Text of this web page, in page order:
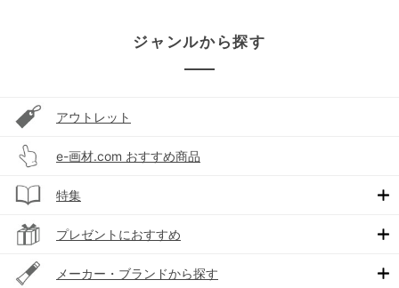
ジャンルから探す
アウトレット
e-画材.com おすすめ商品
特集
プレゼントにおすすめ
メーカー・ブランドから探す